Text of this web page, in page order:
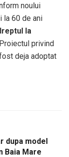
noului
la 60 de ani
la
privind
deja adoptat
dupa model
Baia Mare